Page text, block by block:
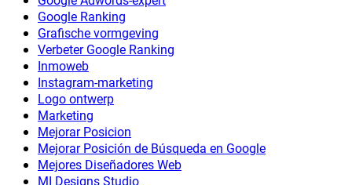
Google Ranking
Grafische vormgeving
Verbeter Google Ranking
Inmoweb
Instagram-marketing
Logo ontwerp
Marketing
Mejorar Posicion
Mejorar Posición de Búsqueda en Google
Mejores Diseñadores Web
MI Designs Studio